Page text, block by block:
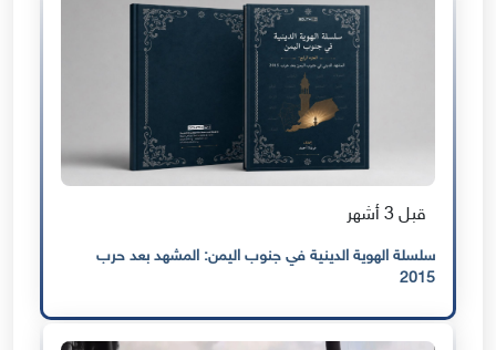
قبل 3 أشهر
سلسلة الهوية الدينية في جنوب اليمن: المشهد بعد حرب
2015